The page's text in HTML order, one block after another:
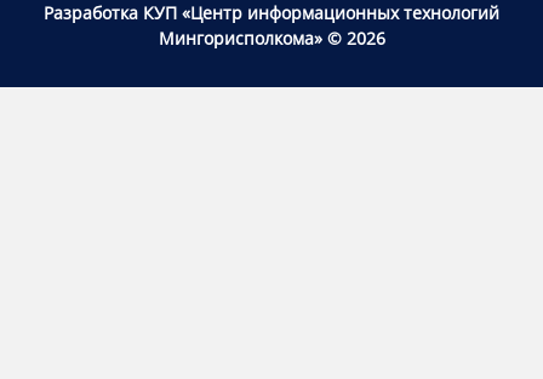
Разработка КУП «Центр информационных технологий
Мингорисполкома»© 2026